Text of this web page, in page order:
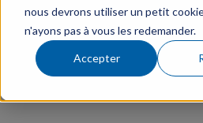
nous devrons utiliser un petit
n'ayons pas à vous les redemander.
Accepter